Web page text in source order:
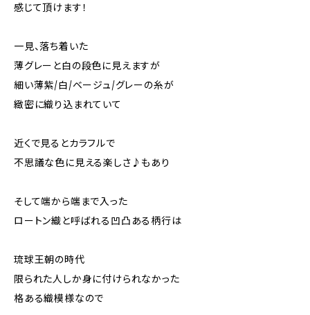
感じて頂けます！
一見、落ち着いた
薄グレーと白の段色に見えますが
細い薄紫/白/ベージュ/グレーの糸が
緻密に織り込まれていて
近くで見るとカラフルで
不思議な色に見える楽しさ♪もあり
そして端から端まで入った
ロートン織と呼ばれる凹凸ある柄行は
琉球王朝の時代
限られた人しか身に付けられなかった
格ある織模様なので